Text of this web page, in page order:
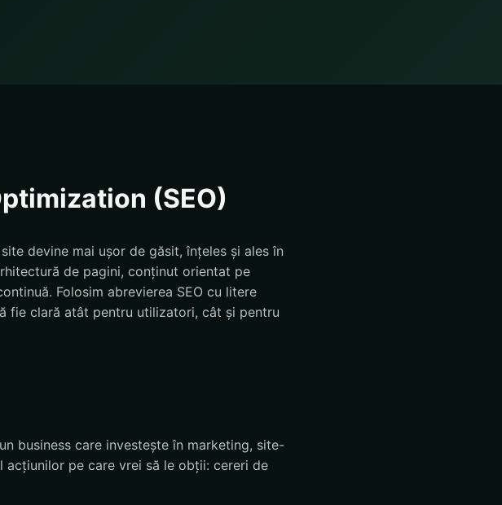
(SEO)
devine mai ușor de găsit, înțeles și ales în
de pagini, conținut orientat pe
Folosim abrevierea SEO cu litere
fie clară atât pentru utilizatori, cât și pentru
business care investește în marketing, site-
pe care vrei să le obții: cereri de